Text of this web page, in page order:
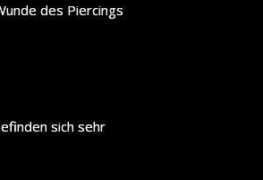
des Piercings
sich sehr